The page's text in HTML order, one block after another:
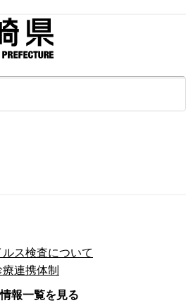
ルス検査について
連携体制
報一覧を見る